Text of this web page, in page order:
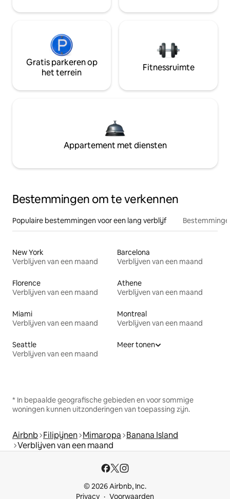
Gratis parkeren op
het terrein
Fitnessruimte
Appartement met diensten
Bestemmingen om te verkennen
Populaire bestemmingen voor een lang verblijf
New York
Verblijven van een maand
Barcelona
Verblijven van een maand
Florence
Verblijven van een maand
Athene
Verblijven van een maand
Miami
Verblijven van een maand
Montreal
Verblijven van een maand
Seattle
Verblijven van een maand
Meer tonen
* In bepaalde geografische gebieden en voor sommige
woningen kunnen uitzonderingen van toepassing zijn.
Airbnb Filipijnen Mimaropa Banana Island
Verblijven van een maand
© 2026 Airbnb, Inc.
Privacy
Voorwaarden